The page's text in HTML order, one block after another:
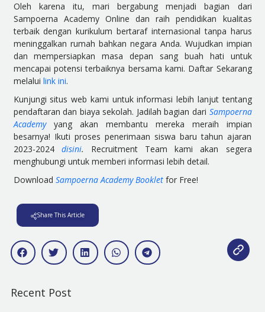
Oleh karena itu, mari bergabung menjadi bagian dari
Sampoerna Academy Online dan raih pendidikan kualitas
terbaik dengan kurikulum bertaraf internasional tanpa harus
meninggalkan rumah bahkan negara Anda. Wujudkan impian
dan mempersiapkan masa depan sang buah hati untuk
mencapai potensi terbaiknya bersama kami. Daftar Sekarang
melalui link ini.
Kunjungi situs web kami untuk informasi lebih lanjut tentang
pendaftaran dan biaya sekolah. Jadilah bagian dari Sampoerna
Academy
yang akan membantu mereka meraih impian
besarnya! Ikuti proses penerimaan siswa baru tahun ajaran
2023-2024 disini. Recruitment Team kami akan segera
menghubungi untuk memberi informasi lebih detail.
Download Sampoerna Academy Bookletfor Free!
Share This Article
Recent Post